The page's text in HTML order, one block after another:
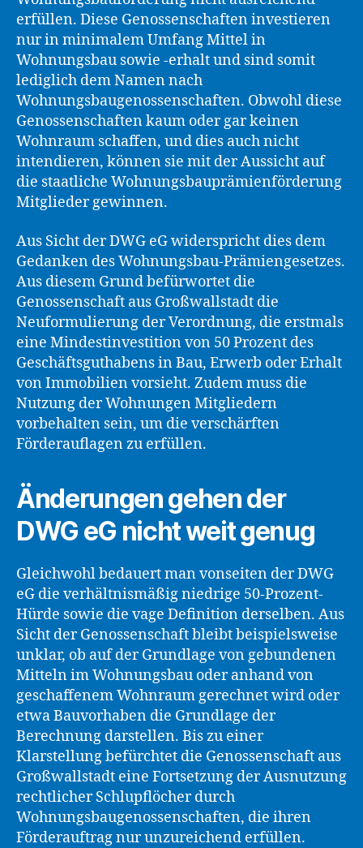
erfüllen. Diese Genossenschaften investieren
nur in minimalem Umfang Mittel in
Wohnungsbau sowie -erhalt und sind somit
lediglich dem Namen nach
Wohnungsbaugenossenschaften. Obwohl diese
Genossenschaften kaum oder gar keinen
Wohnraum schaffen, und dies auch nicht
intendieren, können sie mit der Aussicht auf
die staatliche Wohnungsbauprämienförderung
Mitglieder gewinnen.
Aus Sicht der DWG eG widerspricht dies dem
Gedanken des Wohnungsbau-Prämiengesetzes.
Aus diesem Grund befürwortet die
Genossenschaft aus Großwallstadt die
Neuformulierung der Verordnung, die erstmals
eine Mindestinvestition von 50 Prozent des
Geschäftsguthabens in Bau, Erwerb oder Erhalt
von Immobilien vorsieht. Zudem muss die
Nutzung der Wohnungen Mitgliedern
vorbehalten sein, um die verschärften
Förderauflagen zu erfüllen.
Änderungen gehen der
DWG eG nicht weit genug
Gleichwohl bedauert man vonseiten der DWG
eG die verhältnismäßig niedrige 50-Prozent-
Hürde sowie die vage Definition derselben. Aus
Sicht der Genossenschaft bleibt beispielsweise
unklar, ob auf der Grundlage von gebundenen
Mitteln im Wohnungsbau oder anhand von
geschaffenem Wohnraum gerechnet wird oder
etwa Bauvorhaben die Grundlage der
Berechnung darstellen. Bis zu einer
Klarstellung befürchtet die Genossenschaft aus
Großwallstadt eine Fortsetzung der Ausnutzung
rechtlicher Schlupflöcher durch
Wohnungsbaugenossenschaften, die ihren
Förderauftrag nur unzureichend erfüllen.